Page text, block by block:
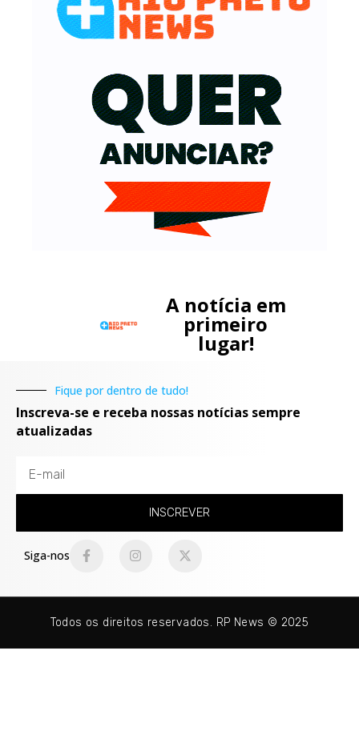
A notícia em
primeiro
lugar!
Fique por dentro de tudo!
Inscreva-se e receba nossas notícias sempre
atualizadas
INSCREVER
Siga-nos
Todos os direitos reservados. RP News © 2025